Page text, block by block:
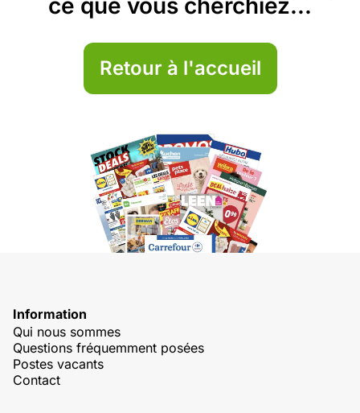
ce que vous cherchiez...
Retour à l'accueil
Information
Qui nous sommes
Questions fréquemment posées
Postes vacants
Contact